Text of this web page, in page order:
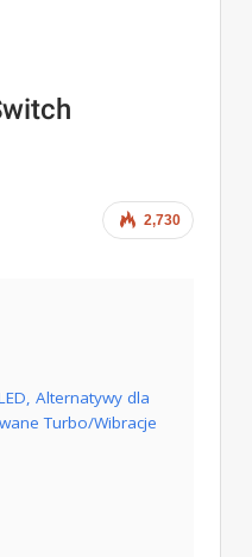
2,730
Alternatywy dla
Turbo/Wibracje